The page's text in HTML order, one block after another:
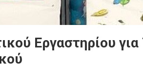
Εργαστηρίου